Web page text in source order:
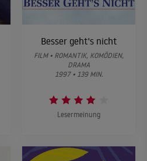
Besser geht's nicht
FILM • ROMANTIK, KOMÖDIEN,
DRAMA
1997 • 139 MIN.
Lesermeinung